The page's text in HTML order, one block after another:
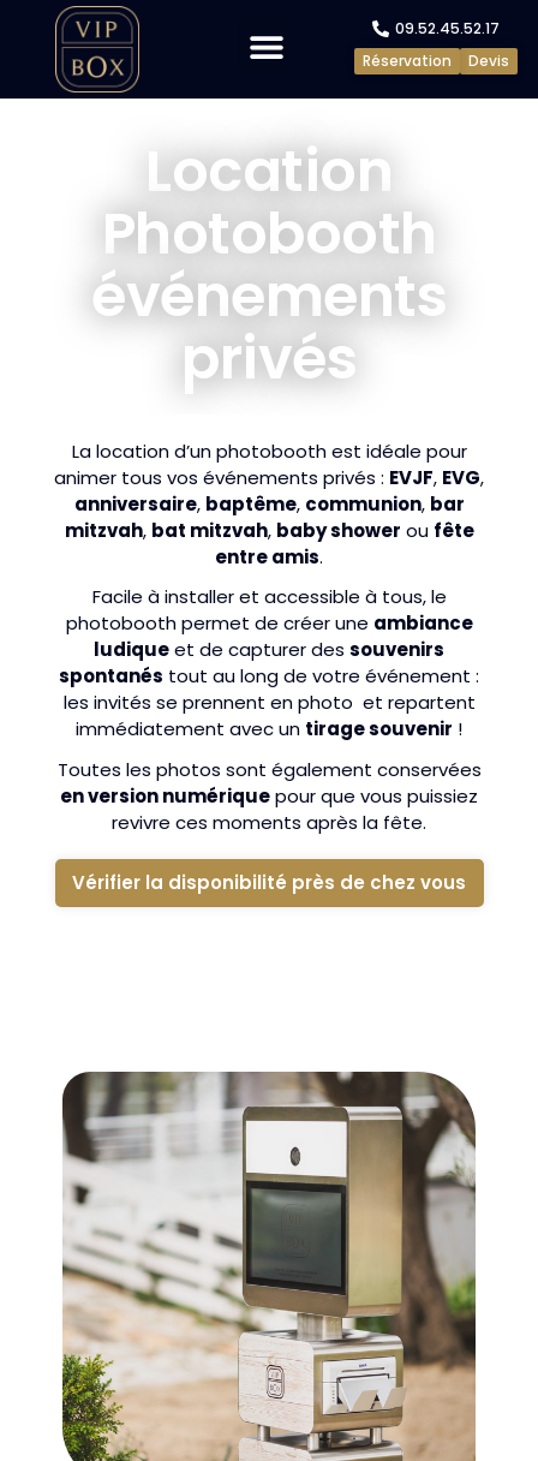
09.52.45.52.17
Devis
Réservation
Location
Photobooth
événements
privés
La location d’un photobooth est idéale pour
animer tous vos événements privés : EVJF, EVG,
anniversaire, baptême, communion, bar
mitzvah, bat mitzvah, baby shower ou fête
entre amis.
Facile à installer et accessible à tous, le
photobooth permet de créer une ambiance
ludiqueet de capturer des souvenirs
spontanés tout au long de votre événement :
les invités se prennent en photo et repartent
immédiatement avec un tirage souvenir !
Toutes les photos sont également conservées
en version numériquepour que vous puissiez
revivre ces moments après la fête.
Vérifier la disponibilité près de chez vous